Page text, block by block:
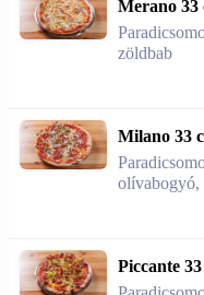
Merano 33
zöldbab
Milano 33
olívabogyó,
Piccante